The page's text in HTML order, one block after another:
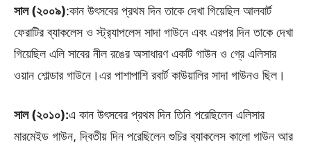
সাল (২০০৯):কান উৎসবের প্রথম দিন তাকে দেখা গিয়েছিল আলবার্ট
ফেরাটির ব্যাকলেস ও স্ট্র‍্যাপলেস সাদা গাউনে এবং এরপর দিন তাকে দেখা
গিয়েছিল এলি সাবের নীল রঙের অসাধারণ একটি গাউন ও গ্রে এলিসার
ওয়ান শোল্ডার গাউনে।এর পাশাপাশি রবার্ট কাউয়ালির সাদা গাউনও ছিল।
সাল (২০১০):এ কান উৎসবের প্রথম দিন তিনি পরেছিলেন এলিসার
মারমেইড গাউন, দ্বিতীয় দিন পরেছিলেন গুচির ব্যাকলেস কালো গাউন আর